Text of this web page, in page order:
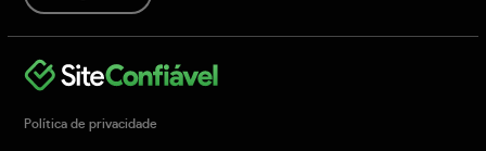
Política de privacidade